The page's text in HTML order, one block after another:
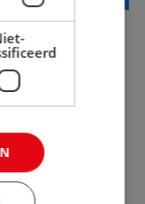
40+ uur
interne
van deze